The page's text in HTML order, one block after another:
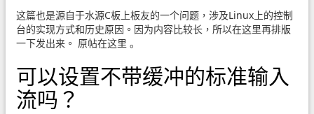
这篇也是源自于水源C板上板友的一个问题，涉及Linux上的控制
台的实现方式和历史原因。因为内容比较长，所以在这里再排版
一下发出来。 原帖在这里 。
可以设置不带缓冲的标准输入
流吗？